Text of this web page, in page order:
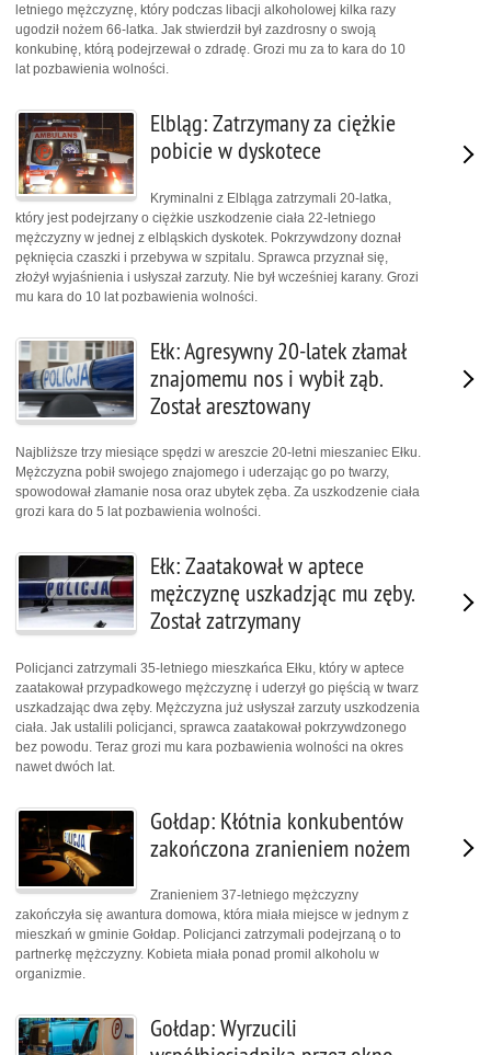
letniego mężczyznę, który podczas libacji alkoholowej kilka razy
ugodził nożem 66-latka. Jak stwierdził był zazdrosny o swoją
konkubinę, którą podejrzewał o zdradę. Grozi mu za to kara do 10
lat pozbawienia wolności.
Elbląg: Zatrzymany za ciężkie
pobicie w dyskotece
Kryminalni z Elbląga zatrzymali 20-latka,
który jest podejrzany o ciężkie uszkodzenie ciała 22-letniego
mężczyzny w jednej z elbląskich dyskotek. Pokrzywdzony doznał
pęknięcia czaszki i przebywa w szpitalu. Sprawca przyznał się,
złożył wyjaśnienia i usłyszał zarzuty. Nie był wcześniej karany. Grozi
mu kara do 10 lat pozbawienia wolności.
Ełk: Agresywny 20-latek złamał
znajomemu nos i wybił ząb.
Został aresztowany
Najbliższe trzy miesiące spędzi w areszcie 20-letni mieszaniec Ełku.
Mężczyzna pobił swojego znajomego i uderzając go po twarzy,
spowodował złamanie nosa oraz ubytek zęba. Za uszkodzenie ciała
grozi kara do 5 lat pozbawienia wolności.
Ełk: Zaatakował w aptece
mężczyznę uszkadzjąc mu zęby.
Został zatrzymany
Policjanci zatrzymali 35-letniego mieszkańca Ełku, który w aptece
zaatakował przypadkowego mężczyznę i uderzył go pięścią w twarz
uszkadzając dwa zęby. Mężczyzna już usłyszał zarzuty uszkodzenia
ciała. Jak ustalili policjanci, sprawca zaatakował pokrzywdzonego
bez powodu. Teraz grozi mu kara pozbawienia wolności na okres
nawet dwóch lat.
Gołdap: Kłótnia konkubentów
zakończona zranieniem nożem
Zranieniem 37-letniego mężczyzny
zakończyła się awantura domowa, która miała miejsce w jednym z
mieszkań w gminie Gołdap. Policjanci zatrzymali podejrzaną o to
partnerkę mężczyzny. Kobieta miała ponad promil alkoholu w
organizmie.
Gołdap: Wyrzucili